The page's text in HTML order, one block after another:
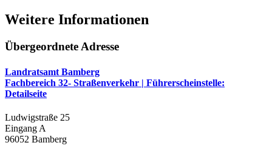
Weitere Informationen
Übergeordnete Adresse
Landratsamt Bamberg
Fachbereich 32- Straßenverkehr | Führerscheinstelle:
Detailseite
Ludwigstraße 25
Eingang A
96052 Bamberg